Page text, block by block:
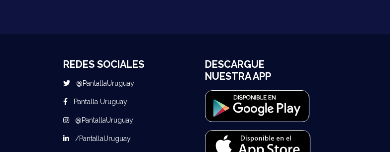
REDES SOCIALES
@PantallaUruguay
Pantalla Uruguay
@PantallaUruguay
/PantallaUruguay
DESCARGUE
NUESTRA APP